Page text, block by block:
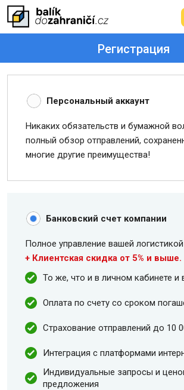
Регистрация
Персональный аккаунт
Никаких обязательств и бумажной
полный обзор отправлений,
многие другие преимущества!
Банковский счет компании
Полное управление вашей
+ Клиентская скидка от 5% и выше.
То же, что и в личном кабинете и
Оплата по счету со сроком
Страхование отправлений до 10
Интеграция с платформами
Индивидуальные запросы и
предложения